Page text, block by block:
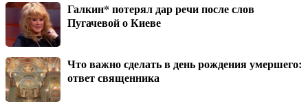
Галкин* потерял дар речи после слов
Пугачевой о Киеве
Что важно сделать в день рождения умершего:
ответ священника